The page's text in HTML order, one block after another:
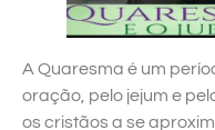
A Quaresma é um
oração, pelo jejum e
os cristãos a se